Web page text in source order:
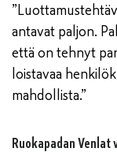
antavat paljon.
että on tehnyt
loistavaa
mahdollista.”
Ruokapadan Venlat